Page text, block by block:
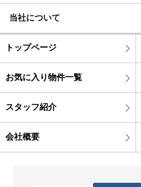
当社について
トップページ
お気に入り物件一覧
スタッフ紹介
会社概要